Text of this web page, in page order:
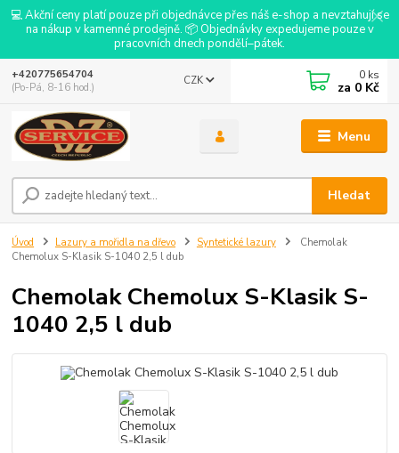
💻 Akční ceny platí pouze při objednávce přes náš e-shop a nevztahují se
na nákup v kamenné prodejně. 📦 Objednávky expedujeme pouze v
pracovních dnech pondělí–pátek.
Menu
CZK
Hledat
+420775654704
(Po-Pá, 8-16 hod.)
0 ks
za 0 Kč
Úvod Lazury a mořidla na dřevo Syntetické lazury
Chemolak
Chemolux S-Klasik S-1040 2,5 l dub
Chemolak Chemolux S-Klasik S-
1040 2,5 l dub